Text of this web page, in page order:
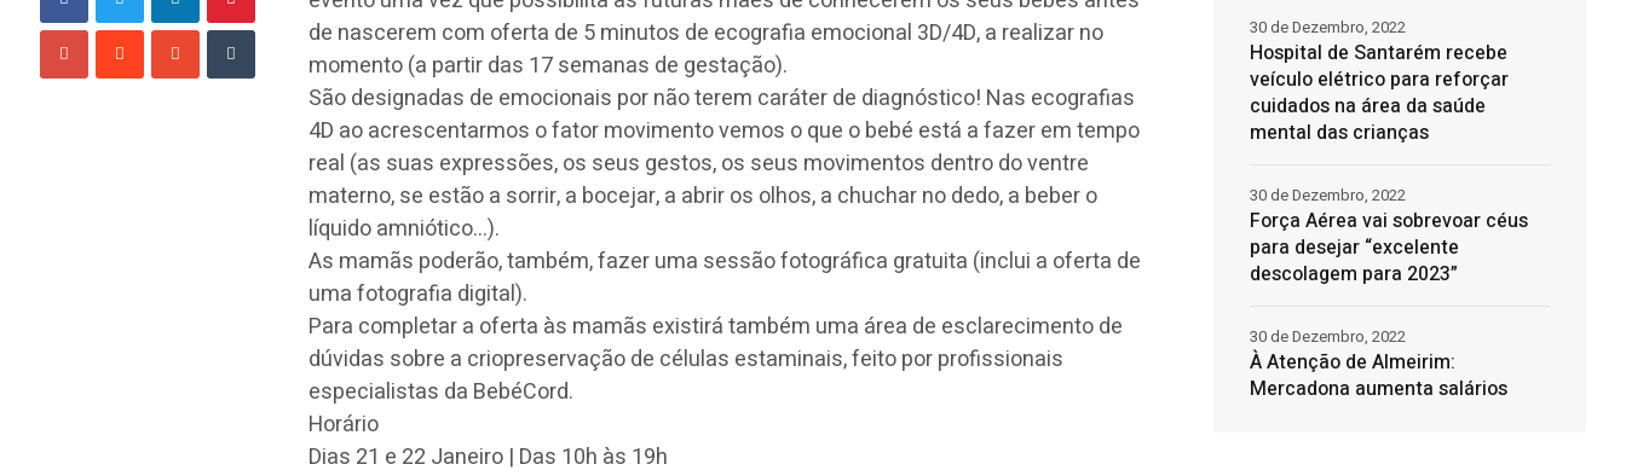
de nascerem com oferta de 5 minutos de ecografia emocional 3D/4D, a realizar no
momento (a partir das 17 semanas de gestação).
São designadas de emocionais por não terem caráter de diagnóstico! Nas ecografias
4D ao acrescentarmos o fator movimento vemos o que o bebé está a fazer em tempo
real (as suas expressões, os seus gestos, os seus movimentos dentro do ventre
materno, se estão a sorrir, a bocejar, a abrir os olhos, a chuchar no dedo, a beber o
líquido amniótico…).
As mamãs poderão, também, fazer uma sessão fotográfica gratuita (inclui a oferta de
uma fotografia digital).
Para completar a oferta às mamãs existirá também uma área de esclarecimento de
dúvidas sobre a criopreservação de células estaminais, feito por profissionais
especialistas da BebéCord.
Horário
Dias 21 e 22 Janeiro | Das 10h às 19h
Hospital de Santarém recebe
veículo elétrico para reforçar
cuidados na área da saúde
mental das crianças
30 de Dezembro, 2022
Força Aérea vai sobrevoar céus
para desejar “excelente
descolagem para 2023”
30 de Dezembro, 2022
À Atenção de Almeirim:
Mercadona aumenta salários
30 de Dezembro, 2022